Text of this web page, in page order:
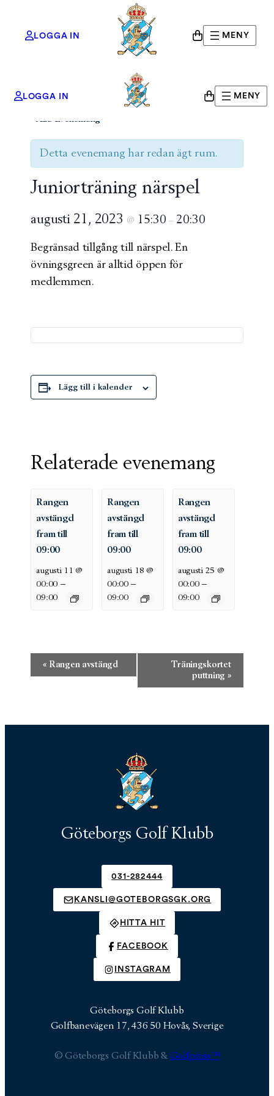
LOGGA IN MENY
LOGGA IN MENY
« Alla Evenemang
Detta evenemang har redan ägt rum.
Juniorträning närspel
augusti 21, 2023 @ 15:30– 20:30
Begränsad tillgång till närspel. En
övningsgreen är alltid öppen för
medlemmen.
Lägg till i kalender
Relaterade evenemang
Rangen
avstängd
fram till
09:00
augusti 11 @
00:00 –
09:00
Rangen
avstängd
fram till
09:00
augusti 18 @
00:00–
09:00
Rangen
avstängd
fram till
09:00
augusti 25 @
00:00–
09:00
Evenemang-
navigering
« Rangen avstängd
Träningskortet
puttning »
Göteborgs Golf Klubb
031-282444
KANSLI@GOTEBORGSGK.ORG
HITTA HIT
FACEBOOK
INSTAGRAM
Göteborgs Golf Klubb
Golfbanevägen 17, 436 50 Hovås, Sverige
© Göteborgs Golf Klubb & Golfpress™